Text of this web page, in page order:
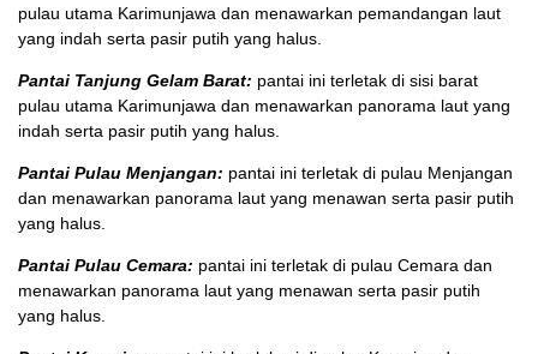
pulau utama Karimunjawa dan menawarkan pemandangan laut
yang indah serta pasir putih yang halus.
Pantai Tanjung Gelam Barat: pantai ini terletak di sisi barat
pulau utama Karimunjawa dan menawarkan panorama laut yang
indah serta pasir putih yang halus.
Pantai Pulau Menjangan: pantai ini terletak di pulau Menjangan
dan menawarkan panorama laut yang menawan serta pasir putih
yang halus.
Pantai Pulau Cemara: pantai ini terletak di pulau Cemara dan
menawarkan panorama laut yang menawan serta pasir putih
yang halus.